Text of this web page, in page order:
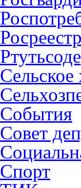
Росреестр
Сельское
События
Совет
Спорт